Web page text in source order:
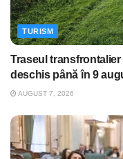
TURISM
Traseul
deschis până în 9
AUGUST 7, 2026